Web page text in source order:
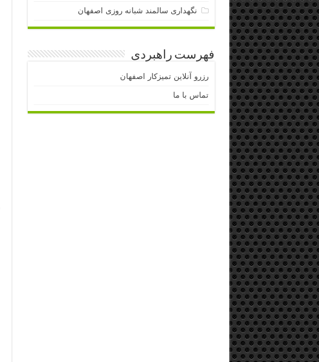
نگهداری سالمند شبانه روزی اصفهان
فهرست راهبردی
رزرو آنلاین تمیزکار اصفهان
تماس با ما